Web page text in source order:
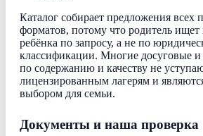
Каталог собирает предложения всех
форматов, потому что родитель
ребёнка по запросу, а не по
классификации. Многие досуговые
по содержанию и качеству не
лицензированным лагерям и
выбором для семьи.
Документы и наша проверка